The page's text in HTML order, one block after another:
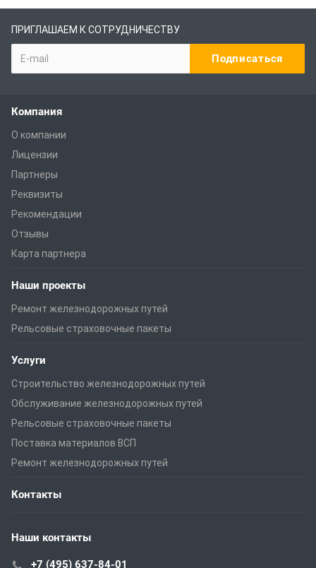
ПРИГЛАШАЕМ К СОТРУДНИЧЕСТВУ
Компания
О компании
Лицензии
Партнеры
Реквизиты
Рекомендации
Отзывы
Карта партнера
Наши проекты
Ремонт железнодорожных путей
Рельсовые страховочные пакеты
Услуги
Строительство железнодорожных путей
Обслуживание железнодорожных путей
Рельсовые страховочные пакеты
Поставка материалов ВСП
Ремонт железнодорожных путей
Контакты
Наши контакты
+7 (495) 637-84-01